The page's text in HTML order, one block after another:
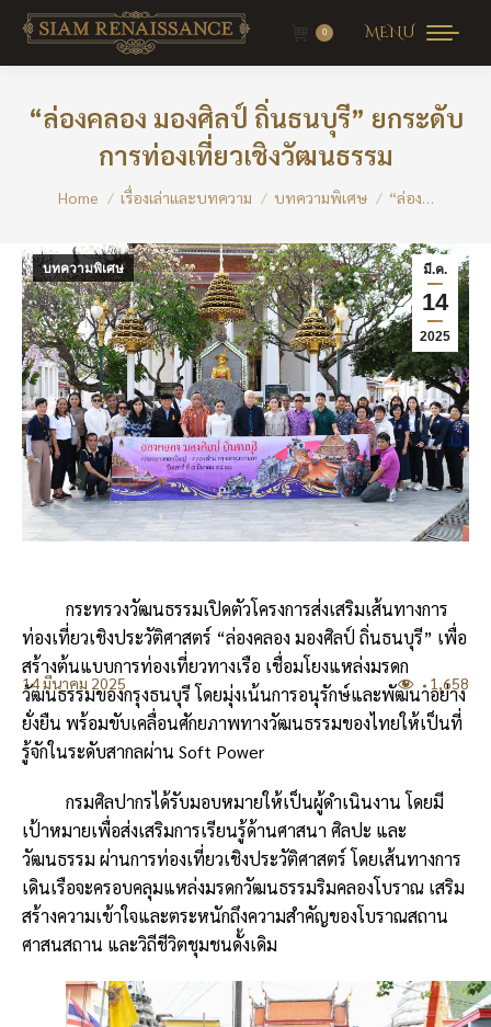
MENU
0
“ล่องคลอง มองศิลป์ ถิ่นธนบุรี” ยกระดับ
การท่องเที่ยวเชิงวัฒนธรรม
You are here:
Home เรื่องเล่าและบทความ บทความพิเศษ “ล่อง…
มี.ค.
14
2025
บทความพิเศษ
บทความพิเศษ
กระทรวงวัฒนธรรมเปิดตัวโครงการส่งเสริมเส้นทางการ
ท่องเที่ยวเชิงประวัติศาสตร์ “ล่องคลอง มองศิลป์ ถิ่นธนบุรี” เพื่อ
สร้างต้นแบบการท่องเที่ยวทางเรือ เชื่อมโยงแหล่งมรดก
วัฒนธรรมของกรุงธนบุรี โดยมุ่งเน้นการอนุรักษ์และพัฒนาอย่าง
ยั่งยืน พร้อมขับเคลื่อนศักยภาพทางวัฒนธรรมของไทยให้เป็นที่
รู้จักในระดับสากลผ่าน Soft Power
กรมศิลปากรได้รับมอบหมายให้เป็นผู้ดำเนินงาน โดยมี
เป้าหมายเพื่อส่งเสริมการเรียนรู้ด้านศาสนา ศิลปะ และ
วัฒนธรรม ผ่านการท่องเที่ยวเชิงประวัติศาสตร์ โดยเส้นทางการ
เดินเรือจะครอบคลุมแหล่งมรดกวัฒนธรรมริมคลองโบราณ เสริม
สร้างความเข้าใจและตระหนักถึงความสำคัญของโบราณสถาน
ศาสนสถาน และวิถีชีวิตชุมชนดั้งเดิม
1,658
14 มีนาคม 2025